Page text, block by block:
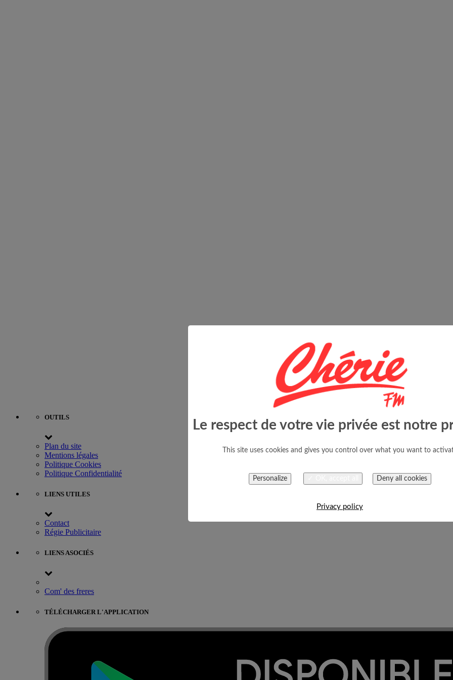
OUTILS
Plan du site
Mentions légales
Politique Cookies
Politique Confidentialité
LIENS UTILES
Contact
Régie Publicitaire
LIENS ASOCIÉS
Com' des freres
TÉLÉCHARGER L'APPLICATION
Le respect de votre vie privée est notre
This site uses cookies and gives you control over what you want to
Personalize Deny all cookies
Privacy policy